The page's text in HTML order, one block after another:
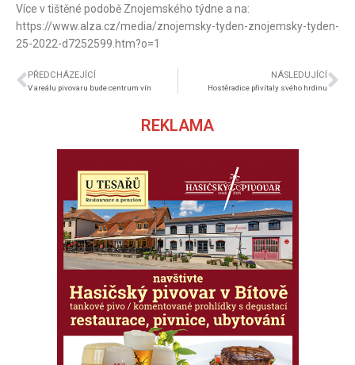
Více v tištěné podobě Znojemského týdne a na:
https://www.alza.cz/media/znojemsky-tyden-znojemsky-tyden-
25-2022-d7252599.htm?o=1
PŘEDCHÁZEJÍCÍ
V areálu pivovaru bude centrum vín
NÁSLEDUJÍCÍ
Hostěradice přivítaly svého hrdinu
REKLAMA